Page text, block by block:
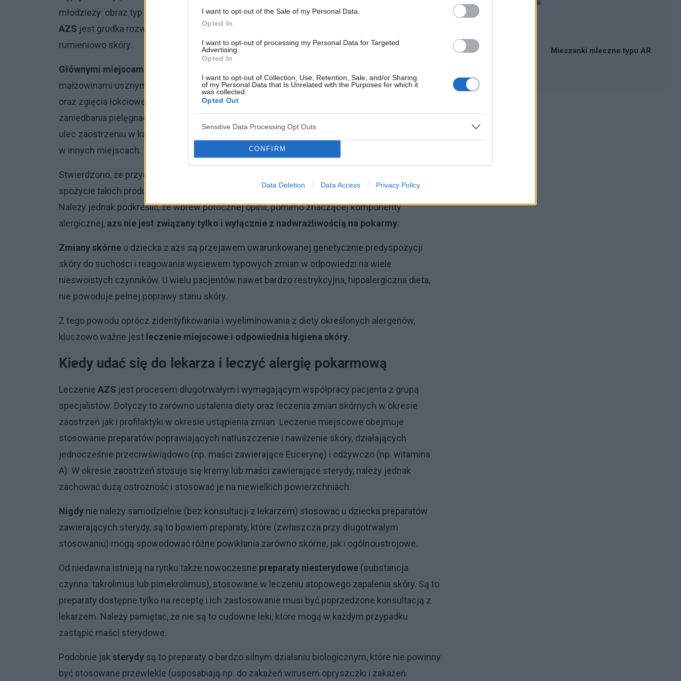
I want to opt-out of the Sale of my Personal Data.
Opted In
I want to opt-out of processing my Personal Data for Targeted
Advertising.
Opted In
I want to opt-out of Collection, Use, Retention, Sale, and/or Sharing
of my Personal Data that Is Unrelated with the Purposes for which it
was collected.
Opted Out
Sensitive Data Processing Opt Outs
CONFIRM
Data Deletion Data Access Privacy Policy
młodzieży obraz typ świerzbiączkowy spotykany tylko u dorosłych. Pierwotnym wykwitem
AZS jest grudka rozwijająca się w kierunku licznych pęcherzyków na tle zmienionej
rumieniowo skóry.
Głównymi miejscami lokalizacji
małżowinami usznymi oraz przy przyczepie płatka uszu (bardzo typowa lokalizacja u dzieci)
oraz zgięcia łokciowe i kolanowe. Zmiany mogą też mieć charakter uogólniony. Silny świąd i
zaniedbania pielęgnacyjne mogą prowadzić do nadkażeń bakteryjnych. Wyprysk atopowy może
ulec zaostrzeniu w każdym wieku dziecka, a zmiany zajmują duże obszary na tułowiu, twarzy i
w innych miejscach.
Stwierdzono, że przyczyną
spożycie takich produktów jak: soja, konserwanty, owoce cytrusowe, warzywa, jaja i zboża.
Należy jednak podkreślić, że wbrew potocznej opinii, pomimo znaczącej komponenty
alergicznej, azs nie jest związany tylko i wyłącznie z nadwrażliwością na pokarmy.
Zmiany skórne u dziecka z azs są przejawem uwarunkowanej genetycznie predyspozycji
skóry do suchości i reagowania wysiewem typowych zmian w odpowiedzi na wiele
nieswoistych czynników. U wielu pacjentów nawet bardzo restrykcyjna, hipoalergiczna dieta,
nie powoduje pełnej poprawy stanu skóry.
Z tego powodu oprócz zidentyfikowania i wyeliminowania z diety określonych alergenów,
kluczowo ważne jest leczenie miejscowe i odpowiednia higiena skóry.
Kiedy udać się do lekarza i leczyć alergię pokarmową
Leczenie AZS jest procesem długotrwałym i wymagającym współpracy pacjenta z grupą
specjalistów. Dotyczy to zarówno ustalenia diety oraz leczenia zmian skórnych w okresie
zaostrzeń jak i profilaktyki w okresie ustąpienia zmian Leczenie miejscowe obejmuje
stosowanie preparatów poprawiających natłuszczenie i nawilżenie skóry, działających
jednocześnie przeciwświądowo (np. maści zawierające Eucerynę) i odżywczo (np. witamina
A). W okresie zaostrzeń stosuje się kremy lub maści zawierające sterydy, należy jednak
zachować dużą ostrożność i stosować je na niewielkich powierzchniach.
Nigdy nie należy samodzielnie (bez konsultacji z lekarzem) stosować u dziecka preparatów
zawierających sterydy, są to bowiem preparaty, które (zwłaszcza przy długotrwałym
stosowaniu) mogą spowodować różne powikłania zarówno skórne, jak i ogólnoustrojowe.
Od niedawna istnieją na rynku także nowoczesne preparaty niesterydowe (substancja
czynna: takrolimus lub pimekrolimus), stosowane w leczeniu atopowego zapalenia skóry. Są to
preparaty dostępne tylko na receptę i ich zastosowanie musi być poprzedzone konsultacją z
lekarzem. Należy pamiętać, że nie są to cudowne leki, które mogą w każdym przypadku
zastąpić maści sterydowe.
Podobnie jak sterydy są to preparaty o bardzo silnym działaniu biologicznym, które nie powinny
być stosowane przewlekle (usposabiają np. do zakażeń wirusem opryszczki i zakażeń
Mieszanki mleczne typu AR
Reklama: